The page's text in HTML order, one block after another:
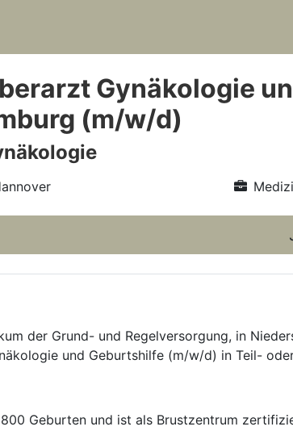
Gynäkologie
(m/w/d)
der Grund- und Regelversorgung, in
und Geburtshilfe (m/w/d) in Teil-
Geburten und ist als Brustzentrum